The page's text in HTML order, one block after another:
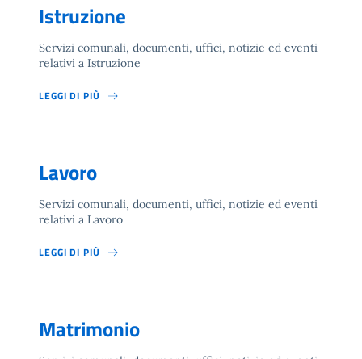
Istruzione
Servizi comunali, documenti, uffici, notizie ed eventi
relativi a Istruzione
LEGGI DI PIÙ
Lavoro
Servizi comunali, documenti, uffici, notizie ed eventi
relativi a Lavoro
LEGGI DI PIÙ
Matrimonio